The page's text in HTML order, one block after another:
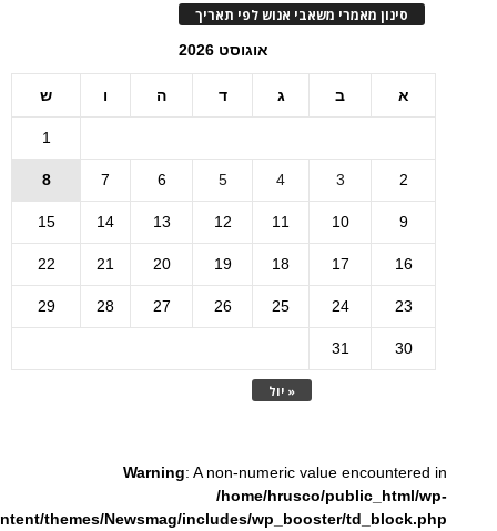
סינון מאמרי משאבי אנוש לפי תאריך
אוגוסט 2026
א ב ג ד ה ו ש
« יול
1
2
3
4
5
6
7
8
9
10
11
12
13
14
15
16
17
18
19
20
21
22
23
24
25
26
27
28
29
30
31
Warning: A non-numeric value encountered in
/home/hrusco/public_html/wp-
themes/Newsmag/includes/wp_booster/td_block.php